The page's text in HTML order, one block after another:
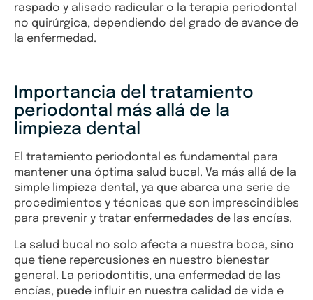
raspado y alisado radicular o la terapia periodontal
no quirúrgica, dependiendo del grado de avance de
la enfermedad.
Importancia del tratamiento
periodontal más allá de la
limpieza dental
El tratamiento periodontal es fundamental para
mantener una óptima salud bucal. Va más allá de la
simple limpieza dental, ya que abarca una serie de
procedimientos y técnicas que son imprescindibles
para prevenir y tratar enfermedades de las encías.
La salud bucal no solo afecta a nuestra boca, sino
que tiene repercusiones en nuestro bienestar
general. La periodontitis, una enfermedad de las
encías, puede influir en nuestra calidad de vida e